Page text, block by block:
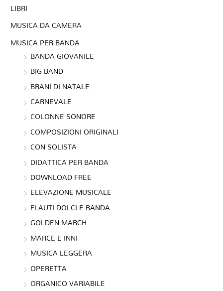
LIBRI
MUSICA DA CAMERA
MUSICA PER BANDA
BANDA GIOVANILE
BIG BAND
BRANI DI NATALE
CARNEVALE
COLONNE SONORE
COMPOSIZIONI ORIGINALI
CON SOLISTA
DIDATTICA PER BANDA
DOWNLOAD FREE
ELEVAZIONE MUSICALE
FLAUTI DOLCI E BANDA
GOLDEN MARCH
MARCE E INNI
MUSICA LEGGERA
OPERETTA
ORGANICO VARIABILE